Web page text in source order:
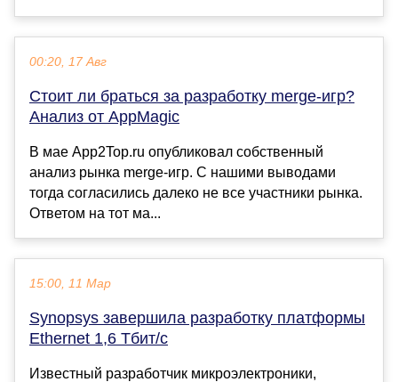
00:20, 17 Авг
Стоит ли браться за разработку merge-игр?
Анализ от AppMagic
В мае App2Top.ru опубликовал собственный
анализ рынка merge-игр. С нашими выводами
тогда согласились далеко не все участники рынка.
Ответом на тот ма...
15:00, 11 Мар
Synopsys завершила разработку платформы
Ethernet 1,6 Тбит/с
Известный разработчик микроэлектроники,